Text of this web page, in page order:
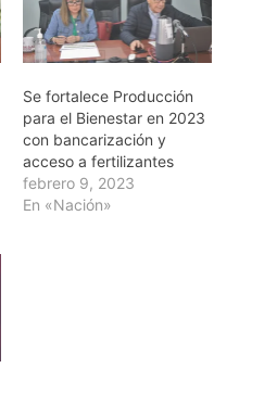
Se fortalece Producción
para el Bienestar en 2023
con bancarización y
acceso a fertilizantes
febrero 9, 2023
En «Nación»